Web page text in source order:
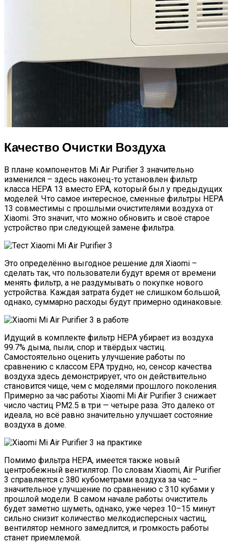
Качество Очистки Воздуха
В плане компонентов Mi Air Purifier 3 значительно
изменился – здесь наконец-то установлен фильтр
класса HEPA 13 вместо EPA, который был у предыдущих
моделей. Что самое интересное, сменные фильтры HEPA
13 совместимы с прошлыми очистителями воздуха от
Xiaomi. Это значит, что можно обновить и своё старое
устройство при следующей замене фильтра.
Это определённо выгодное решение для Xiaomi –
сделать так, что пользователи будут время от времени
менять фильтр, а не раздумывать о покупке нового
устройства. Каждая затрата будет не слишком большой,
однако, суммарно расходы будут примерно одинаковые.
Идущий в комплекте фильтр HEPA убирает из воздуха
99.7% дыма, пыли, спор и твёрдых частиц.
Самостоятельно оценить улучшение работы по
сравнению с классом EPA трудно, но, сенсор качества
воздуха здесь демонстрирует, что он действительно
становится чище, чем с моделями прошлого поколения.
Примерно за час работы Xiaomi Mi Air Purifier 3 снижает
число частиц PM2.5 в три — четыре раза. Это далеко от
идеала, но всё равно значительно улучшает состояние
воздуха в доме.
Помимо фильтра HEPA, имеется также новый
центробежный вентилятор. По словам Xiaomi, Air Purifier
3 справляется с 380 кубометрами воздуха за час –
значительное улучшение по сравнению с 310 кубами у
прошлой модели. В самом начале работы очиститель
будет заметно шуметь, однако, уже через 10–15 минут
сильно снизит количество мелкодисперсных частиц,
вентилятор немного замедлится, и громкость работы
станет приемлемой.